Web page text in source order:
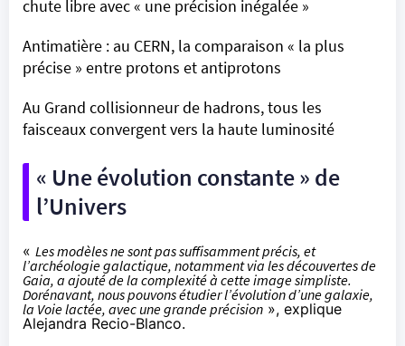
chute libre avec « une précision inégalée »
Antimatière : au CERN, la comparaison « la plus
précise » entre protons et antiprotons
Au Grand collisionneur de hadrons, tous les
faisceaux convergent vers la haute luminosité
« Une évolution constante » de
l’Univers
« Les modèles ne sont pas suffisamment précis, et
l’archéologie galactique, notamment via les découvertes de
Gaia, a ajouté de la complexité à cette image simpliste.
Dorénavant, nous pouvons étudier l’évolution d’une galaxie,
la Voie lactée, avec une grande précision », explique
Alejandra Recio-Blanco.